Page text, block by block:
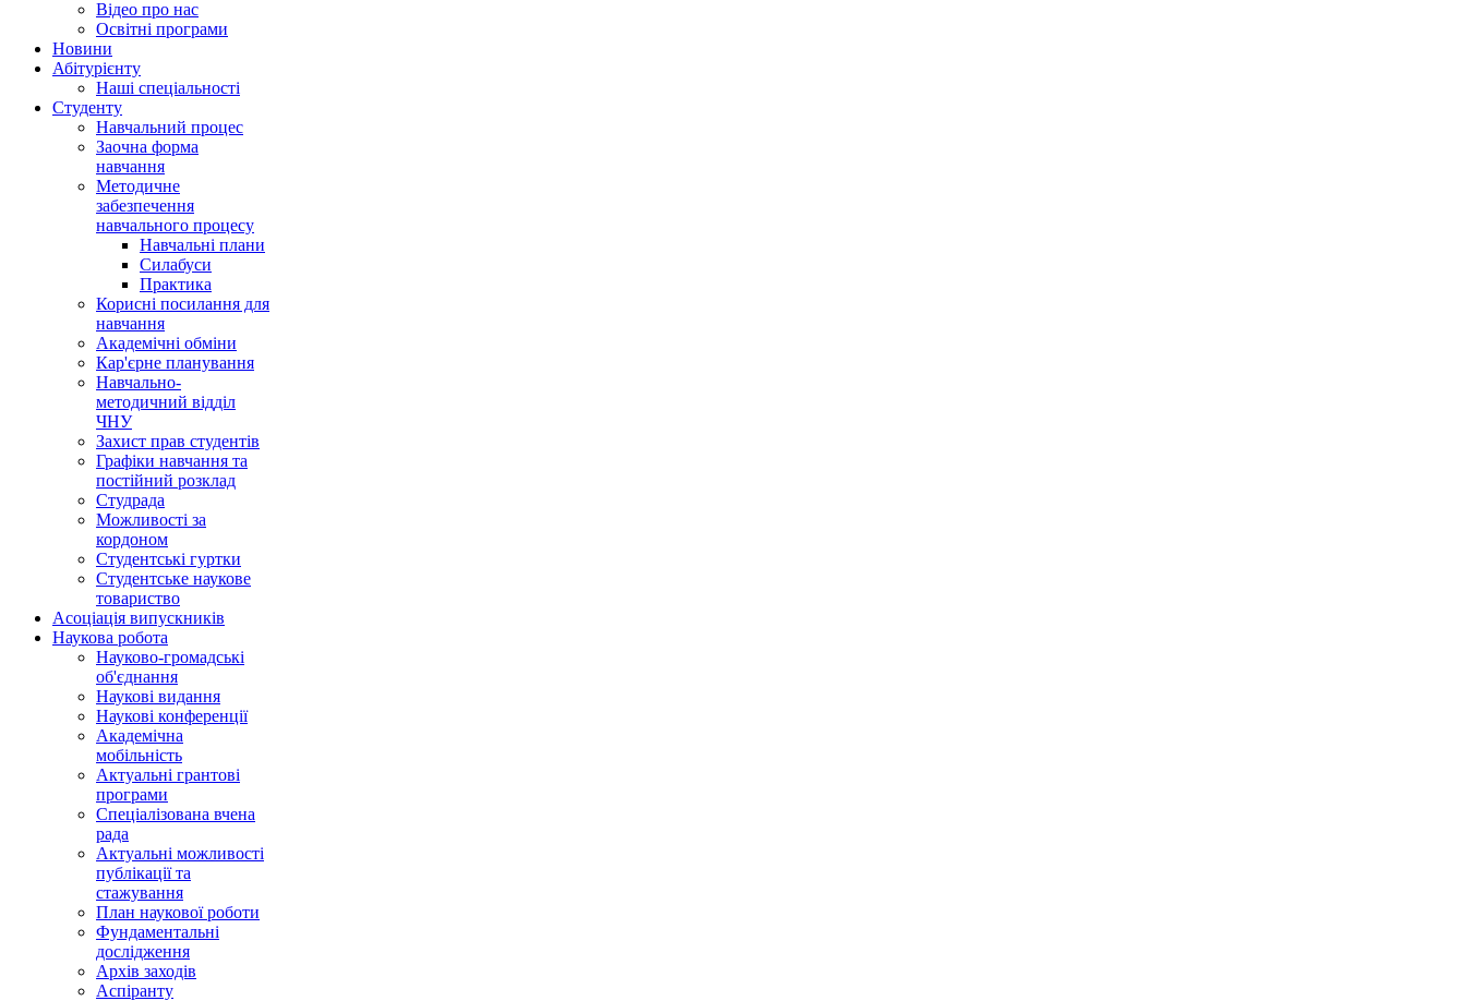
Відео про нас
Освітні програми
Hовини
Абітурієнту
Наші спеціальності
Студенту
Навчальний процес
Заочна форма
навчання
Методичне
забезпечення
навчального процесу
Навчальні плани
Силабуси
Практика
Корисні посилання для
навчання
Академічні обміни
Кар'єрне планування
Навчально-
методичний відділ
ЧНУ
Захист прав студентів
Графіки навчання та
постійний розклад
Студрада
Можливості за
кордоном
Студентські гуртки
Студентське наукове
товариство
Асоціація випускників
Наукова робота
Науково-громадські
об'єднання
Наукові видання
Наукові конференції
Академічна
мобільність
Актуальні грантові
програми
Спеціалізована вчена
рада
Актуальні можливості
публікації та
стажування
План наукової роботи
Фундаментальні
дослідження
Архів заходів
Аспіранту